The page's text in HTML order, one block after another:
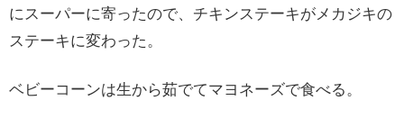
にスーパーに寄ったので、チキンステーキがメカジキの
ステーキに変わった。
ベビーコーンは生から茹でてマヨネーズで食べる。